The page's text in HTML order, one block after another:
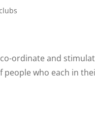
ordinate and
people who each in